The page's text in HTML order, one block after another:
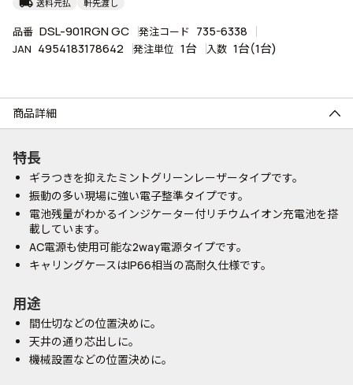
送料元払 軒先渡し
品番 DSL-901RGN GC 発注コード 735-6338
JAN 4954183178642 発注単位 1台 入数 1台(1台)
商品詳細
特長
ギラつきを抑えたミントグリーンレーザータイプです。
振動の多い現場に強い電子整準タイプです。
電池残量がわかるインジケーター付リチウムイオン充電池を搭
載しています。
AC電源も使用可能な2way電源タイプです。
キャリングケースはIP66相当の高耐久仕様です。
用途
間仕切などの位置決めに。
天井の通り芯出しに。
機械設置などの位置決めに。